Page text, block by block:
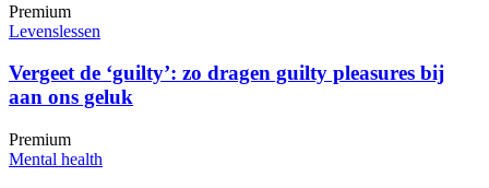
Premium
Levenslessen
Vergeet de ‘guilty’: zo dragen guilty pleasures bij
aan ons geluk
Premium
Mental health